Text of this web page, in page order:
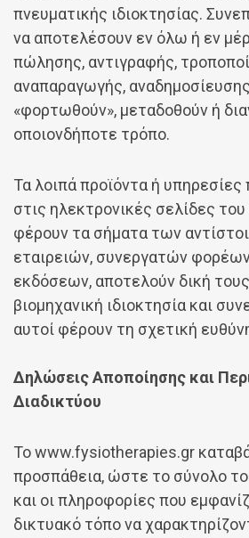
πνευματικής ιδιοκτησίας.
να αποτελέσουν εν όλω ή εν
πώλησης, αντιγραφής,
αναπαραγωγής,
«φορτωθούν», μεταδοθούν ή
οποιονδήποτε τρόπο.
Τα λοιπά προϊόντα ή
στις ηλεκτρονικές σελίδες
φέρουν τα σήματα των
εταιρειών, συνεργατών
εκδόσεων, αποτελούν δική
βιομηχανική ιδιοκτησία και
αυτοί φέρουν τη σχετική
Δηλώσεις Αποποίησης και
Διαδικτύου
Το www.fysiotherapies.gr
προσπάθεια, ώστε το σύνολο
και οι πληροφορίες που
δικτυακό τόπο να